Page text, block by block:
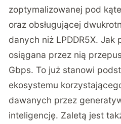
zoptymalizowanej pod
oraz obsługującej
danych niż LPDDR5X. Jak
osiągana przez nią
Gbps. To już stanowi
ekosystemu
dawanych przez
inteligencję. Zaletą jest